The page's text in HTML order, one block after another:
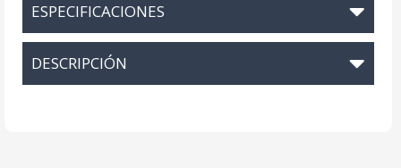
ESPECIFICACIONES
DESCRIPCIÓN